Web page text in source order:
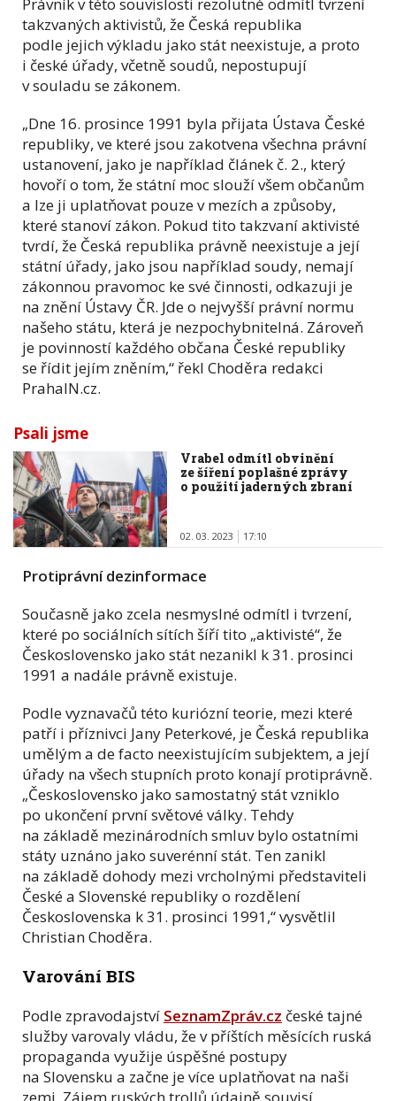
takzvaných aktivistů, že Česká republika
podle jejich výkladu jako stát neexistuje, a proto
i české úřady, včetně soudů, nepostupují
v souladu se zákonem.
„Dne 16. prosince 1991 byla přijata Ústava České
republiky, ve které jsou zakotvena všechna právní
ustanovení, jako je například článek č. 2., který
hovoří o tom, že státní moc slouží všem občanům
a lze ji uplatňovat pouze v mezích a způsoby,
které stanoví zákon. Pokud tito takzvaní aktivisté
tvrdí, že Česká republika právně neexistuje a její
státní úřady, jako jsou například soudy, nemají
zákonnou pravomoc ke své činnosti, odkazuji je
na znění Ústavy ČR. Jde o nejvyšší právní normu
našeho státu, která je nezpochybnitelná. Zároveň
je povinností každého občana České republiky
se řídit jejím zněním,“ řekl Choděra redakci
PrahaIN.cz.
Psali jsme
Vrabel odmítl obvinění
ze šíření poplašné zprávy
o použití jaderných zbraní
02. 03. 2023 17:10
Protiprávní dezinformace
Současně jako zcela nesmyslné odmítl i tvrzení,
které po sociálních sítích šíří tito „aktivisté“, že
Československo jako stát nezanikl k 31. prosinci
1991 a nadále právně existuje.
Podle vyznavačů této kuriózní teorie, mezi které
patří i příznivci Jany Peterkové, je Česká republika
umělým a de facto neexistujícím subjektem, a její
úřady na všech stupních proto konají protiprávně.
„Československo jako samostatný stát vzniklo
po ukončení první světové války. Tehdy
na základě mezinárodních smluv bylo ostatními
státy uznáno jako suverénní stát. Ten zanikl
na základě dohody mezi vrcholnými představiteli
České a Slovenské republiky o rozdělení
Československa k 31. prosinci 1991,“ vysvětlil
Christian Choděra.
Varování BIS
Podle zpravodajství SeznamZpráv.cz české tajné
služby varovaly vládu, že v příštích měsících ruská
propaganda využije úspěšné postupy
na Slovensku a začne je více uplatňovat na naši